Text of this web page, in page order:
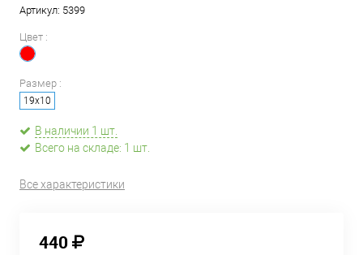
Артикул: 5399
Цвет :
Размер :
19х10
В наличии 1 шт.
Всего на складе: 1 шт.
Все характеристики
440